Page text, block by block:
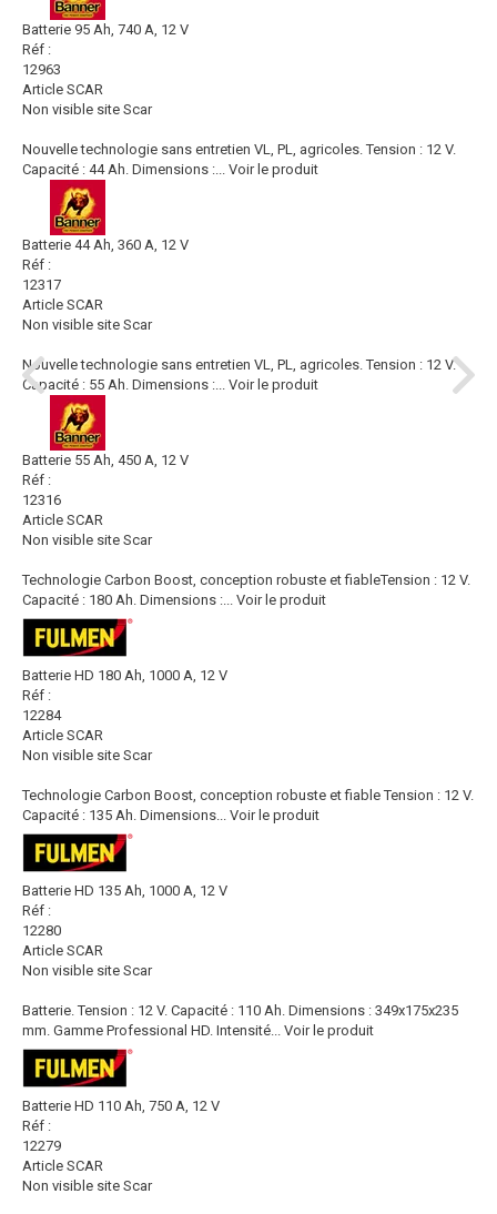
Batterie 95 Ah, 740 A, 12 V
Réf :
12963
Article SCAR
Non visible site Scar
Nouvelle technologie sans entretien VL, PL, agricoles. Tension : 12 V.
Capacité : 44 Ah. Dimensions :... Voir le produit
Batterie 44 Ah, 360 A, 12 V
Réf :
12317
Article SCAR
Non visible site Scar
Nouvelle technologie sans entretien VL, PL, agricoles. Tension : 12 V.
Capacité : 55 Ah. Dimensions :... Voir le produit
Batterie 55 Ah, 450 A, 12 V
Réf :
12316
Article SCAR
Non visible site Scar
Technologie Carbon Boost, conception robuste et fiableTension : 12 V.
Capacité : 180 Ah. Dimensions :... Voir le produit
Batterie HD 180 Ah, 1000 A, 12 V
Réf :
12284
Article SCAR
Non visible site Scar
Technologie Carbon Boost, conception robuste et fiable Tension : 12 V.
Capacité : 135 Ah. Dimensions... Voir le produit
Batterie HD 135 Ah, 1000 A, 12 V
Réf :
12280
Article SCAR
Non visible site Scar
Batterie. Tension : 12 V. Capacité : 110 Ah. Dimensions : 349x175x235
mm. Gamme Professional HD. Intensité... Voir le produit
Batterie HD 110 Ah, 750 A, 12 V
Réf :
12279
Article SCAR
Non visible site Scar